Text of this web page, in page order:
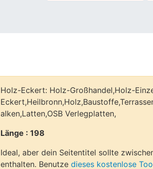
Holz-Eckert: Holz-Großhandel,Holz-
alken,Latten,OSB Verlegplatten,
Länge : 198
Ideal, aber dein Seitentitel sollte
enthalten. Benutze dieses kostenlose